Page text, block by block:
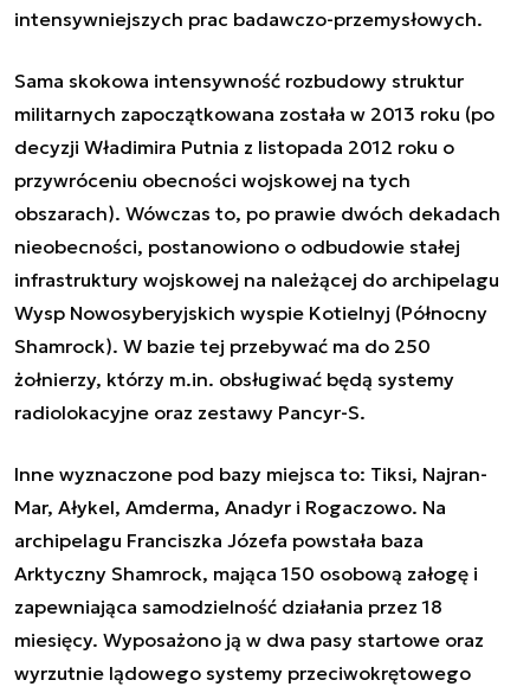
intensywniejszych prac badawczo-przemysłowych.
Sama skokowa intensywność rozbudowy struktur
militarnych zapoczątkowana została w 2013 roku (po
decyzji Władimira Putnia z listopada 2012 roku o
przywróceniu obecności wojskowej na tych
obszarach). Wówczas to, po prawie dwóch dekadach
nieobecności, postanowiono o odbudowie stałej
infrastruktury wojskowej na należącej do archipelagu
Wysp Nowosyberyjskich wyspie Kotielnyj (Północny
Shamrock). W bazie tej przebywać ma do 250
żołnierzy, którzy m.in. obsługiwać będą systemy
radiolokacyjne oraz zestawy Pancyr-S.
Inne wyznaczone pod bazy miejsca to: Tiksi, Najran-
Mar, Ałykel, Amderma, Anadyr i Rogaczowo. Na
archipelagu Franciszka Józefa powstała baza
Arktyczny Shamrock, mająca 150 osobową załogę i
zapewniająca samodzielność działania przez 18
miesięcy. Wyposażono ją w dwa pasy startowe oraz
wyrzutnie lądowego systemy przeciwokrętowego